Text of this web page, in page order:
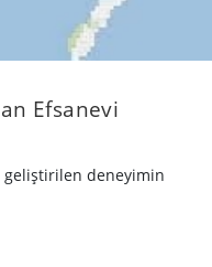
Efsanevi
geliştirilen deneyimin